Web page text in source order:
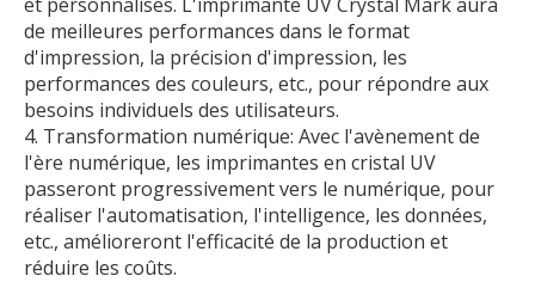
de meilleures performances dans le format
d'impression, la précision d'impression, les
performances des couleurs, etc., pour répondre aux
besoins individuels des utilisateurs.
4. Transformation numérique: Avec l'avènement de
l'ère numérique, les imprimantes en cristal UV
passeront progressivement vers le numérique, pour
réaliser l'automatisation, l'intelligence, les données,
etc., amélioreront l'efficacité de la production et
réduire les coûts.